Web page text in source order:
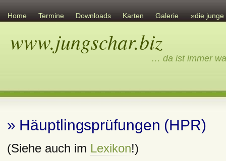
Home Termine Downloads Karten Galerie »die junge
www.jungschar.biz
… da ist immer
» Häuptlingsprüfungen (HPR)
(Siehe auch im Lexikon!)